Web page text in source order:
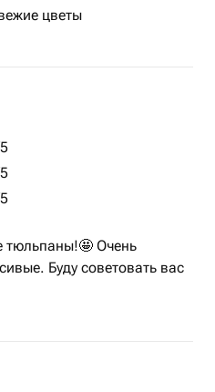
цветы
тюльпаны!🤩 Очень
Буду советовать вас